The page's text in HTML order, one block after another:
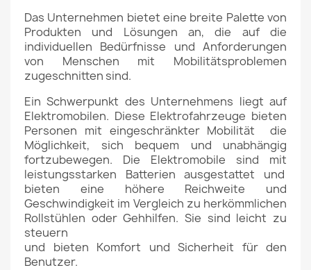
Das Unternehmen bietet eine breite Palette von
Produkten und Lösungen an, die auf die
individuellen Bedürfnisse und Anforderungen
von Menschen mit Mobilitätsproblemen
zugeschnitten sind.
Ein Schwerpunkt des Unternehmens liegt auf
Elektromobilen. Diese Elektrofahrzeuge bieten
Personen mit eingeschränkter Mobilität die
Möglichkeit, sich bequem und unabhängig
fortzubewegen. Die Elektromobile sind mit
leistungsstarken Batterien ausgestattet und
bieten eine höhere Reichweite und
Geschwindigkeit im Vergleich zu herkömmlichen
Rollstühlen oder Gehhilfen. Sie sind leicht zu
steuern
und bieten Komfort und Sicherheit für den
Benutzer.